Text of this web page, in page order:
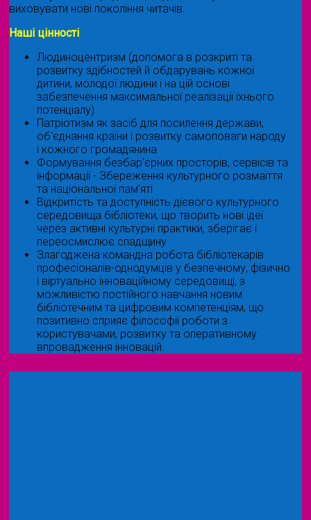
виховувати нові покоління читачів.
Наші цінності
Людиноцентризм (допомога в розкриті та
розвитку здібностей й обдарувань кожної
дитини, молодої людини і на цій основі
забезпечення максимальної реалізації їхнього
потенціалу)
Патріотизм як засіб для посилення держави,
об'єднання країни і розвитку самоповаги народу
і кожного громадянина
Формування безбар’єрних просторів, сервісів та
інформації - Збереження культурного розмаїття
та національної пам’яті
Відкритість та доступність дієвого культурного
середовища бібліотеки, що творить нові ідеї
через активні культурні практики, зберігає і
переосмислює спадщину
Злагоджена командна робота бібліотекарів
професіоналів-однодумців у безпечному, фізично
і віртуально інноваційному середовищі, з
можливістю постійного навчання новим
бібліотечним та цифровим компетенціям, що
позитивно сприяє філософії роботи з
користувачами, розвитку та оперативному
впровадження інновацій.